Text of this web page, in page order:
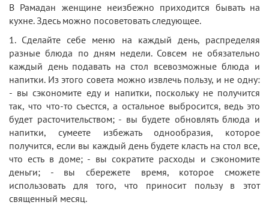
В Рамадан женщине неизбежно приходится бывать на
кухне. Здесь можно посоветовать следующее.
1. Сделайте себе меню на каждый день, распределяя
разные блюда по дням недели. Совсем не обязательно
каждый день подавать на стол всевозможные блюда и
напитки. Из этого совета можно извлечь пользу, и не одну:
- вы сэкономите еду и напитки, поскольку не получится
так, что что-то съестся, а остальное выбросится, ведь это
будет расточительством; - вы будете обновлять блюда и
напитки, сумеете избежать однообразия, которое
получится, если вы каждый день будете класть на стол все,
что есть в доме; - вы сократите расходы и сэкономите
деньги; - вы сбережете время, которое сможете
использовать для того, что приносит пользу в этот
священный месяц.